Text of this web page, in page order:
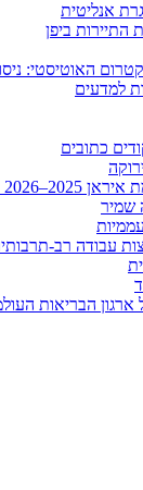
אנליטית
התיירות ביפן
האוטיסטי:
למדעים
כתובים
בוחן
שמיר
עבודה רב-
הבריאות